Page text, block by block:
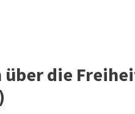
über die